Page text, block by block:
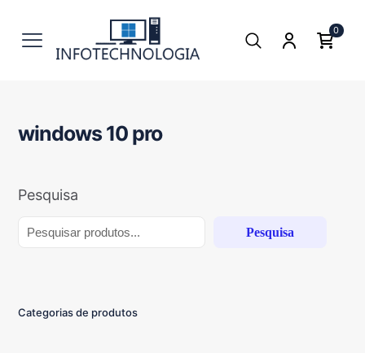
0
windows 10 pro
Pesquisa
Pesquisa
Categorias de produtos